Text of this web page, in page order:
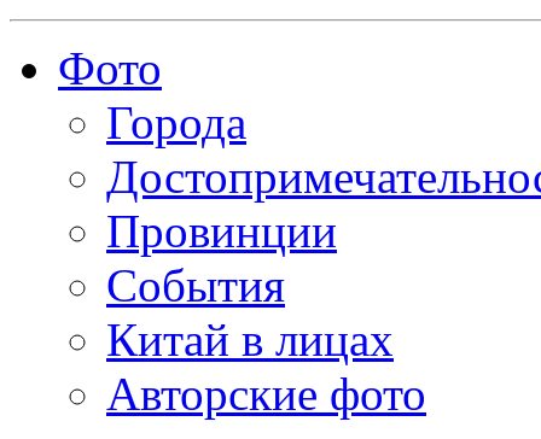
Фото
Города
Провинции
События
Китай в лицах
Авторские фото